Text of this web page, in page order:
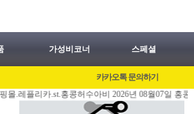
가성비코너 스페셜
카카오톡 문의하기
리카.st.홍콩허수아비 2026년 08월07일 홍콩배송출